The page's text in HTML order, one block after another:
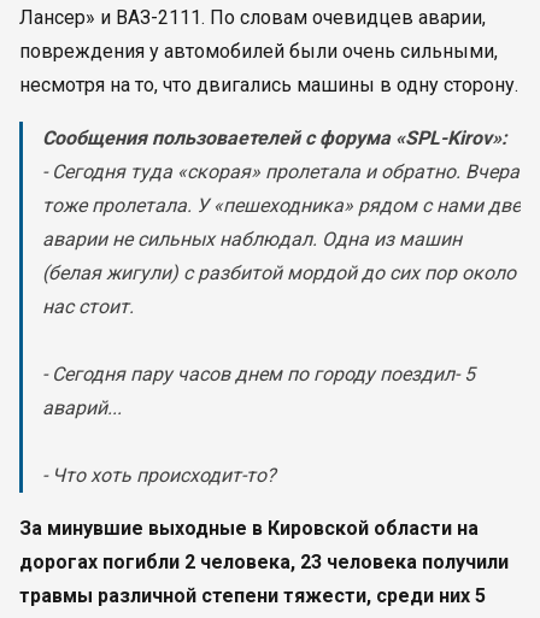
Лансер» и ВАЗ-2111. По словам очевидцев аварии,
повреждения у автомобилей были очень сильными,
несмотря на то, что двигались машины в одну сторону.
Сообщения пользоваетелей с форума «SPL-Kirov»:
- Сегодня туда «скорая» пролетала и обратно. Вчера
тоже пролетала. У «пешеходника» рядом с нами две
аварии не сильных наблюдал. Одна из машин
(белая жигули) с разбитой мордой до сих пор около
нас стоит.
- Сегодня пару часов днем по городу поездил- 5
аварий...
- Что хоть происходит-то?
За минувшие выходные в Кировской области на
дорогах погибли 2 человека, 23 человека получили
травмы различной степени тяжести, среди них 5